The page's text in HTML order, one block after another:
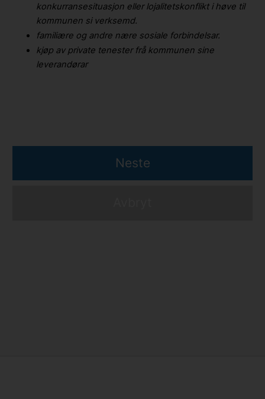
konkurransesituasjon eller lojalitetskonflikt i høve til
kommunen si verksemd.
familiære og andre nære sosiale forbindelsar.
kjøp av private tenester frå kommunen sine
leverandørar
Neste